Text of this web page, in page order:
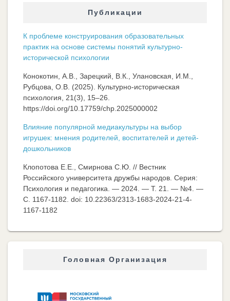
Публикации
К проблеме конструирования образовательных
практик на основе системы понятий культурно-
исторической психологии
Конокотин, А.В., Зарецкий, В.К., Улановская, И.М.,
Рубцова, О.В. (2025). Культурно-историческая
психология, 21(3), 15–26.
https://doi.org/10.17759/chp.2025000002
Влияние популярной медиакультуры на выбор
игрушек: мнения родителей, воспитателей и детей-
дошкольников
Клопотова Е.Е., Смирнова С.Ю. // Вестник
Российского университета дружбы народов. Серия:
Психология и педагогика. — 2024. — Т. 21. — №4. —
C. 1167-1182. doi: 10.22363/2313-1683-2024-21-4-
1167-1182
Головная Организация